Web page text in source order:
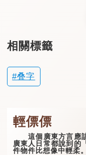
相關標籤
叠字
輕僄僄
這個廣東方言應該
廣東人日常都說到的
件物件比想像中輕柔